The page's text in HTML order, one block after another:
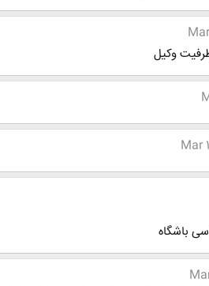
وکیل
Mar
باشگاه